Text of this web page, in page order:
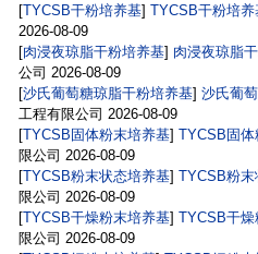
[TYCSB干粉培养基] TYCSB干粉培养
2026-08-09
[肉浸夜琼脂干粉培养基] 肉浸夜琼脂
公司 2026-08-09
[沙氏葡萄糖琼脂干粉培养基] 沙氏葡
工程有限公司 2026-08-09
[TYCSB固体粉末培养基] TYCSB固
限公司 2026-08-09
[TYCSB粉末状态培养基] TYCSB粉
限公司 2026-08-09
[TYCSB干燥粉末培养基] TYCSB干
限公司 2026-08-09